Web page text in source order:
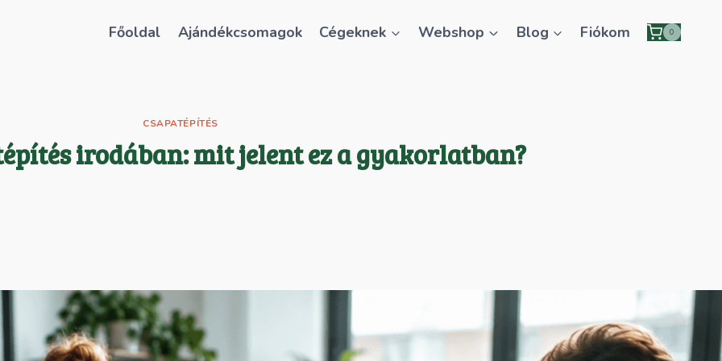
Főoldal Ajándékcsomagok Cégeknek Webshop Blog Fiókom 0
CSAPATÉPÍTÉS
irodában: mit jelent ez a gyakorlatban?